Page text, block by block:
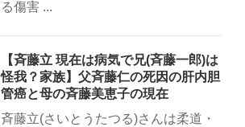
る傷害 ...
【斉藤立 現在は病気で兄(斉藤一郎)は
怪我？家族】父斉藤仁の死因の肝内胆
管癌と母の斉藤美恵子の現在
斉藤立(さいとうたつる)さんは柔道・